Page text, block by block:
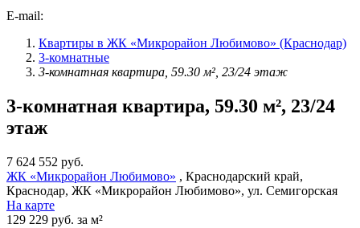
E-mail:
Квартиры в ЖК «Микрорайон Любимово» (Краснодар)
3-комнатные
3-комнатная квартира, 59.30 м², 23/24 этаж
3-комнатная квартира, 59.30 м², 23/24
этаж
7 624 552 руб.
ЖК «Микрорайон Любимово» , Краснодарский край,
Краснодар, ЖК «Микрорайон Любимово», ул. Семигорская
На карте
129 229 руб. за м²